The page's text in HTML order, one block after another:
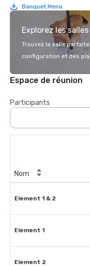
Banquet Menu
Explorez les
Trouvez la salle
configuration et des
Espace de réunion
Participants
Nom
Element 1 & 2
Element 1
Element 2